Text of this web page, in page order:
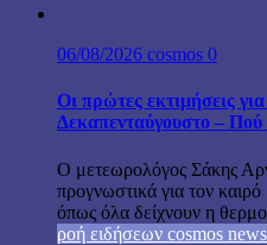
06/08/2026 cosmos 0
Οι πρώτες εκτιμήσεις
Δεκαπενταύγουστο – Πού
Ο μετεωρολόγος Σάκης
προγνωστικά για τον
όπως όλα δείχνουν η
ροή ειδήσεων cosmos news